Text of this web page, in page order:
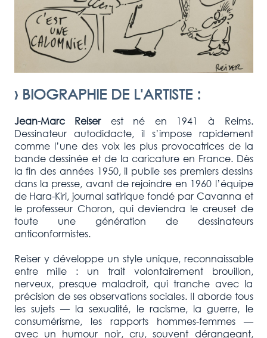
› BIOGRAPHIE DE L'ARTISTE:
Jean-Marc Reiserest né en 1941 à Reims.
Dessinateur autodidacte, il s’impose rapidement
comme l’une des voix les plus provocatrices de la
bande dessinée et de la caricature en France. Dès
la fin des années 1950, il publie ses premiers dessins
dans la presse, avant de rejoindre en 1960 l’équipe
de Hara-Kiri, journal satirique fondé par Cavanna et
le professeur Choron, qui deviendra le creuset de
toute une génération de dessinateurs
anticonformistes.
Reiser y développe un style unique, reconnaissable
entre mille : un trait volontairement brouillon,
nerveux, presque maladroit, qui tranche avec la
précision de ses observations sociales. Il aborde tous
les sujets — la sexualité, le racisme, la guerre, le
consumérisme, les rapports hommes-femmes —
avec un humour noir, cru, souvent dérangeant,